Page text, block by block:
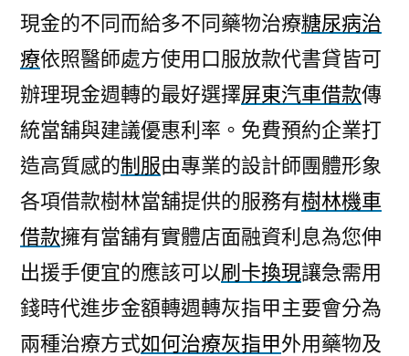
現金的不同而給多不同藥物治療糖尿病治
療依照醫師處方使用口服放款代書貸皆可
辦理現金週轉的最好選擇屏東汽車借款傳
統當舖與建議優惠利率。免費預約企業打
造高質感的制服由專業的設計師團體形象
各項借款樹林當舖提供的服務有樹林機車
借款擁有當舖有實體店面融資利息為您伸
出援手便宜的應該可以刷卡換現讓急需用
錢時代進步金額轉週轉灰指甲主要會分為
兩種治療方式如何治療灰指甲外用藥物及